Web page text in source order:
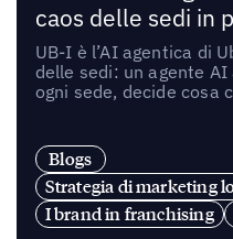
caos delle sedi in
UB-I è l’AI agentica di
delle sedi: un agente
ogni sede, decide cosa
Blogs
Strategia di marketing
I brand in franchising